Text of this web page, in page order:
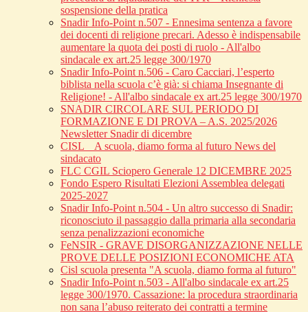
sospensione della pratica
Snadir Info-Point n.507 - Ennesima sentenza a favore
dei docenti di religione precari. Adesso è indispensabile
aumentare la quota dei posti di ruolo - All'albo
sindacale ex art.25 legge 300/1970
Snadir Info-Point n.506 - Caro Cacciari, l’esperto
biblista nella scuola c’è già: si chiama Insegnante di
Religione! - All'albo sindacale ex art.25 legge 300/1970
SNADIR CIRCOLARE SUL PERIODO DI
FORMAZIONE E DI PROVA – A.S. 2025/2026
Newsletter Snadir di dicembre
CISL _ A scuola, diamo forma al futuro News del
sindacato
FLC CGIL Sciopero Generale 12 DICEMBRE 2025
Fondo Espero Risultati Elezioni Assemblea delegati
2025-2027
Snadir Info-Point n.504 - Un altro successo di Snadir:
riconosciuto il passaggio dalla primaria alla secondaria
senza penalizzazioni economiche
FeNSIR - GRAVE DISORGANIZZAZIONE NELLE
PROVE DELLE POSIZIONI ECONOMICHE ATA
Cisl scuola presenta "A scuola, diamo forma al futuro"
Snadir Info-Point n.503 - All'albo sindacale ex art.25
legge 300/1970. Cassazione: la procedura straordinaria
non sana l’abuso reiterato dei contratti a termine